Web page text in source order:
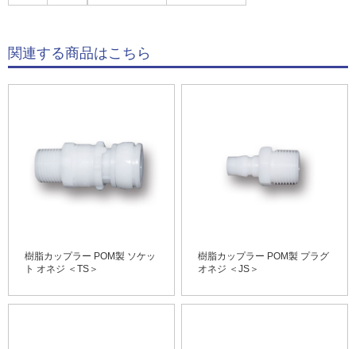
関連する商品はこちら
樹脂カップラー POM製 ソケッ
ト オネジ ＜TS＞
樹脂カップラー POM製 プラグ
オネジ ＜JS＞